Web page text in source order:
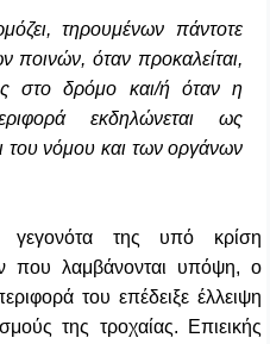
τηρουμένων πάντοτε
ποινών, όταν προκαλείται,
στο δρόμο και/ή όταν η
εκδηλώνεται ως
του νόμου και των οργάνων
της υπό κρίση
που λαμβάνονται υπόψη, ο
του επέδειξε έλλειψη
της τροχαίας. Επιεικής